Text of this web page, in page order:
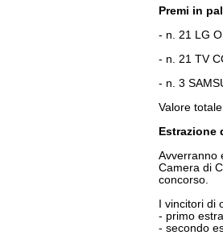
Premi in
- n. 21 LG
- n. 21 TV
- n. 3
Valore
Estrazione
Avverranno
Camera di
concorso.
I vincitori di
- primo
- secondo